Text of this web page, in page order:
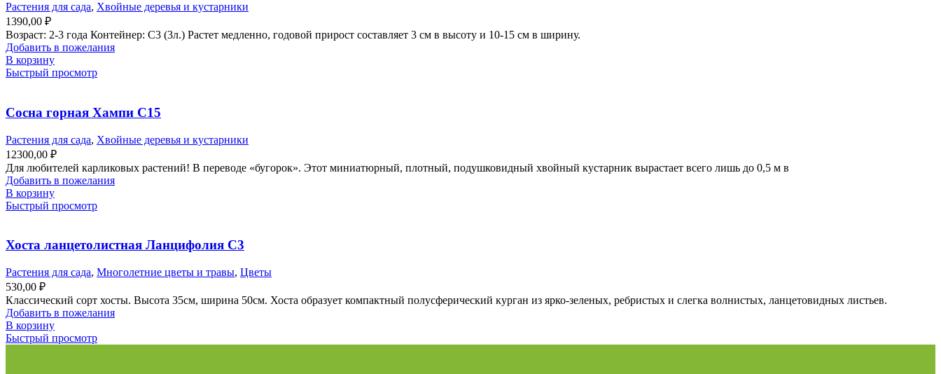
Растения для сада, Хвойные деревья и кустарники
1390,00 ₽
Возраст: 2-3 года Контейнер: С3 (3л.) Растет медленно, годовой прирост составляет 3 см в высоту и 10-15 см в ширину.
Добавить в пожелания
В корзину
Быстрый просмотр
Сосна горная Хампи С15
Растения для сада, Хвойные деревья и кустарники
12300,00 ₽
Для любителей карликовых растений! В переводе «бугорок». Этот миниатюрный, плотный, подушковидный хвойный кустарник вырастает всего лишь до 0,5 м в
Добавить в пожелания
В корзину
Быстрый просмотр
Хоста ланцетолистная Ланцифолия С3
Растения для сада, Многолетние цветы и травы, Цветы
530,00 ₽
Классический сорт хосты. Высота 35см, ширина 50см. Хоста образует компактный полусферический курган из ярко-зеленых, ребристых и слегка волнистых, ланцетовидных листьев.
Добавить в пожелания
В корзину
Быстрый просмотр